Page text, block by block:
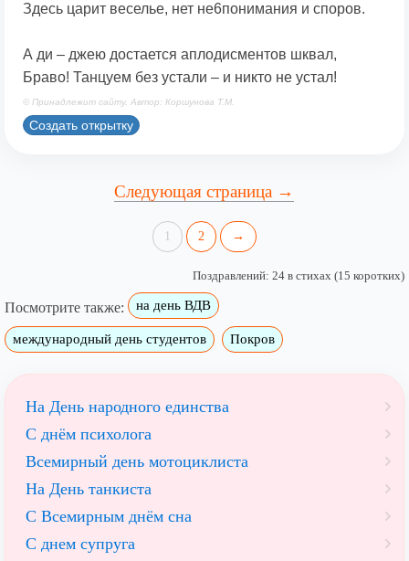
Здесь царит веселье, нет не6понимания и споров.
А ди – джею достается аплодисментов шквал,
Браво! Танцуем без устали – и никто не устал!
© Принадлежит сайту. Автор: Коршунова Т.М.
Создать открытку
Следующая страница →
1 2 →
Поздравлений: 24 в стихах (15 коротких)
Посмотрите также: на день ВДВ
международный день студентов Покров
На День народного единства
С днём психолога
Всемирный день мотоциклиста
На День танкиста
С Всемирным днём сна
С днем супруга